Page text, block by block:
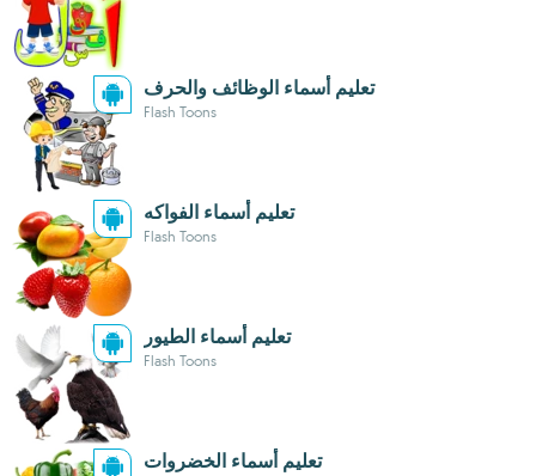
تعليم أسماء الوظائف والحرف
Flash Toons
تعليم أسماء الفواكه
Flash Toons
تعليم أسماء الطيور
Flash Toons
تعليم أسماء الخضروات